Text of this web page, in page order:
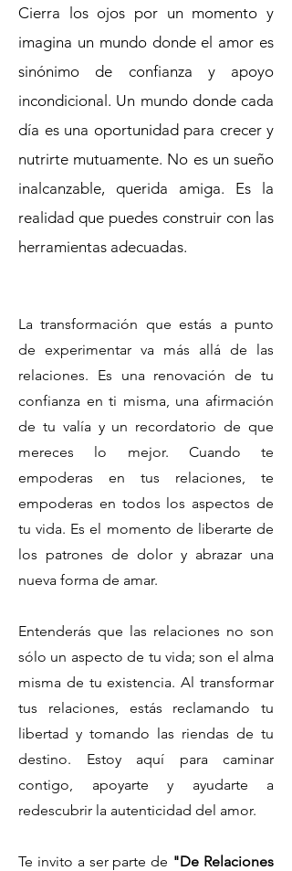
Cierra los ojos por un momento y
imagina un mundo donde el amor es
sinónimo de confianza y apoyo
incondicional. Un mundo donde cada
día es una oportunidad para crecer y
nutrirte mutuamente. No es un sueño
inalcanzable, querida amiga. Es la
realidad que puedes construir con las
herramientas adecuadas.
La transformación que estás a punto
de experimentar va más allá de las
relaciones. Es una renovación de tu
confianza en ti misma, una afirmación
de tu valía y un recordatorio de que
mereces lo mejor. Cuando te
empoderas en tus relaciones, te
empoderas en todos los aspectos de
tu vida. Es el momento de liberarte de
los patrones de dolor y abrazar una
nueva forma de amar.
Entenderás que las relaciones no son
sólo un aspecto de tu vida; son el alma
misma de tu existencia. Al transformar
tus relaciones, estás reclamando tu
libertad y tomando las riendas de tu
destino. Estoy aquí para caminar
contigo, apoyarte y ayudarte a
redescubrir la autenticidad del amor.
Te invito a ser parte de "De Relaciones